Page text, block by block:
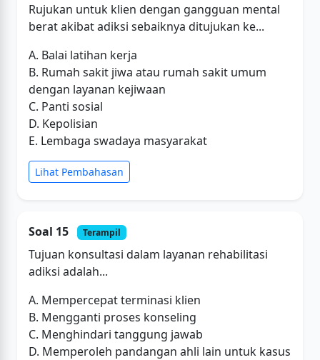
Rujukan untuk klien dengan gangguan mental
berat akibat adiksi sebaiknya ditujukan ke...
A. Balai latihan kerja
B. Rumah sakit jiwa atau rumah sakit umum
dengan layanan kejiwaan
C. Panti sosial
D. Kepolisian
E. Lembaga swadaya masyarakat
Lihat Pembahasan
Soal 15 Terampil
Tujuan konsultasi dalam layanan rehabilitasi
adiksi adalah...
A. Mempercepat terminasi klien
B. Mengganti proses konseling
C. Menghindari tanggung jawab
D. Memperoleh pandangan ahli lain untuk kasus